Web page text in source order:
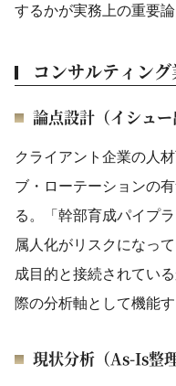
するかが実務上の重要論
コンサルティン
論点設計（イシュー
クライアント企業の人
ブ・ローテーションの
る。「幹部育成パイプ
属人化がリスクになっ
成目的と接続されてい
際の分析軸として機能す
現状分析（As-Is整理